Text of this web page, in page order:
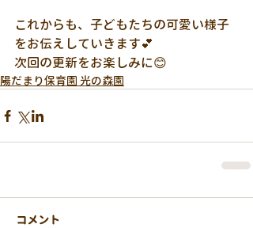
これからも、子どもたちの可愛い様子
をお伝えしていきます💕
次回の更新をお楽しみに😊
陽だまり保育園 光の森園
コメント